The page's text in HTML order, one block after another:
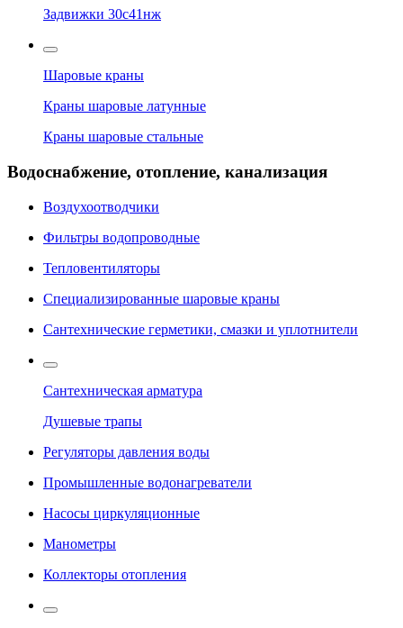
Задвижки 30с41нж
Шаровые краны
Краны шаровые латунные
Краны шаровые стальные
Водоснабжение, отопление, канализация
Воздухоотводчики
Фильтры водопроводные
Тепловентиляторы
Специализированные шаровые краны
Сантехнические герметики, смазки и уплотнители
Сантехническая арматура
Душевые трапы
Регуляторы давления воды
Промышленные водонагреватели
Насосы циркуляционные
Манометры
Коллекторы отопления